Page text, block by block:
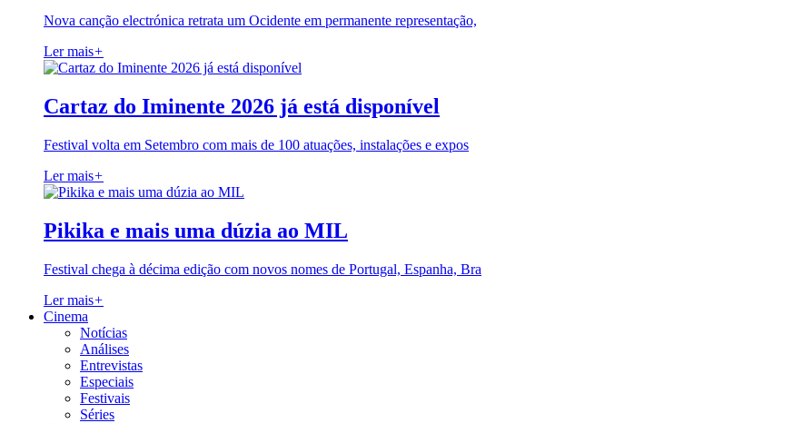
Nova canção electrónica retrata um Ocidente em permanente representação,
Ler mais+
Cartaz do Iminente 2026 já está disponível
Festival volta em Setembro com mais de 100 atuações, instalações e expos
Ler mais+
Pikika e mais uma dúzia ao MIL
Festival chega à décima edição com novos nomes de Portugal, Espanha, Bra
Ler mais+
Cinema
Notícias
Análises
Entrevistas
Especiais
Festivais
Séries